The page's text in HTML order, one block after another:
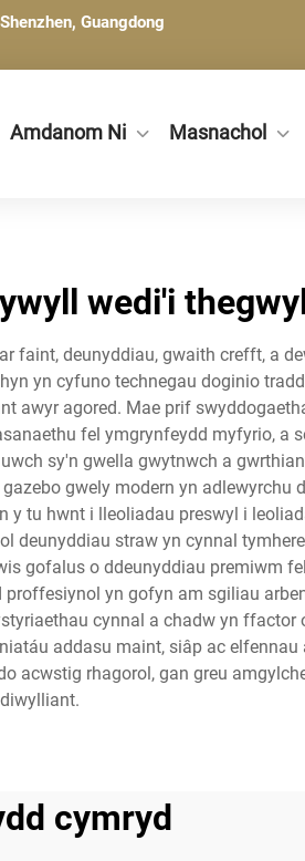
Guangdong
Amdanom Ni Masnachol
wedi'i
faint, deunyddiau, gwaith crefft, a
yn cyfuno technegau doginio
awyr agored. Mae prif
fel ymgrynfeydd myfyrio, a
sy'n gwella gwytnwch a
gwely modern yn
tu hwnt i lleoliadau preswyl i
straw yn cynnal
gofalus o ddeunyddiau premiwm
yn gofyn am sgiliau
cynnal a chadw yn
addasu maint, siâp ac
acwstig rhagorol, gan greu
diwylliant.
cymryd